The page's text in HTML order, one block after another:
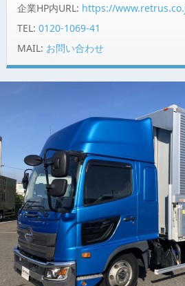
企業HP内URL: https://www.retrus.co.jp/
TEL: 0120-1069-41
MAIL: お問い合わせ